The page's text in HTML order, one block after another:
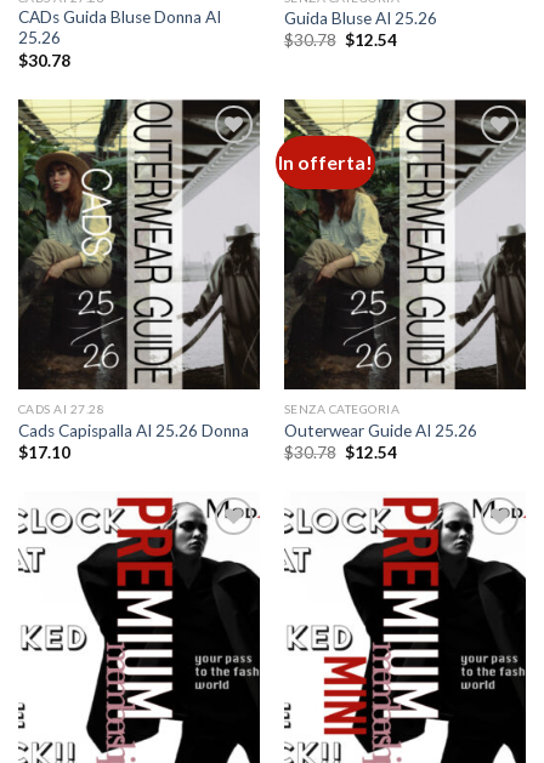
CADs Guida Bluse Donna AI
25.26
$30.78
Guida Bluse AI 25.26
$30.78 Il
$30.78.
$12.54Il
$12.54.
CADS AI 27.28
Cads Capispalla AI 25.26 Donna
$17.10
In offerta!
SENZA CATEGORIA
Outerwear Guide AI 25.26
$30.78 Il
$30.78.
$12.54Il
è:
$12.54.